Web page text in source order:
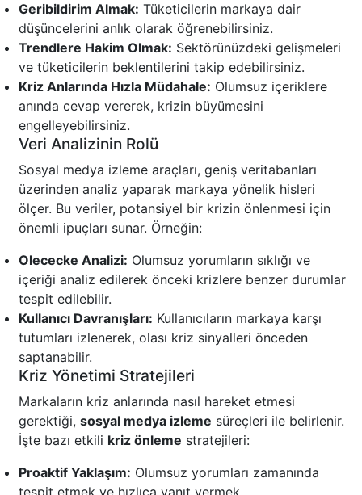
Geribildirim Almak: Tüketicilerin markaya dair
düşüncelerini anlık olarak öğrenebilirsiniz.
Trendlere Hakim Olmak: Sektörünüzdeki gelişmeleri
ve tüketicilerin beklentilerini takip edebilirsiniz.
Kriz Anlarında Hızla Müdahale: Olumsuz içeriklere
anında cevap vererek, krizin büyümesini
engelleyebilirsiniz.
Veri Analizinin Rolü
Sosyal medya izleme araçları, geniş veritabanları
üzerinden analiz yaparak markaya yönelik hisleri
ölçer. Bu veriler, potansiyel bir krizin önlenmesi için
önemli ipuçları sunar. Örneğin:
Olececke Analizi: Olumsuz yorumların sıklığı ve
içeriği analiz edilerek önceki krizlere benzer durumlar
tespit edilebilir.
Kullanıcı Davranışları: Kullanıcıların markaya karşı
tutumları izlenerek, olası kriz sinyalleri önceden
saptanabilir.
Kriz Yönetimi Stratejileri
Markaların kriz anlarında nasıl hareket etmesi
gerektiği, sosyal medya izleme süreçleri ile belirlenir.
İşte bazı etkili kriz önleme stratejileri:
Proaktif Yaklaşım: Olumsuz yorumları zamanında